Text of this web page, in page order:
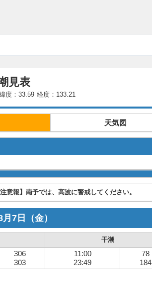
見表
度：33.59 経度：133.21
天気図
意報】南予では、高波に警戒してください。
月7日 （金）
干潮
306
303
11:00
23:49
78
184